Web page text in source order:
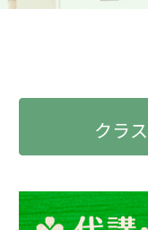
クラ